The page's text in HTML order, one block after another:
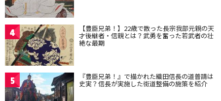
4 【豊臣兄弟！】22歳で散った長宗我部元親の天
才後継者・信親とは？武勇を奮った若武者の壮
絶な最期
5 『豊臣兄弟！』で描かれた織田信長の道普請は
史実？信長が実施した街道整備の施策を紹介